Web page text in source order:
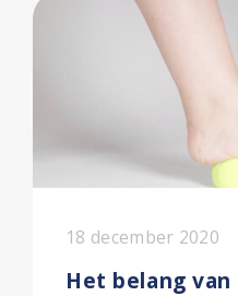
18 december 2020
Het belang